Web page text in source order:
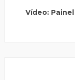
Vídeo: